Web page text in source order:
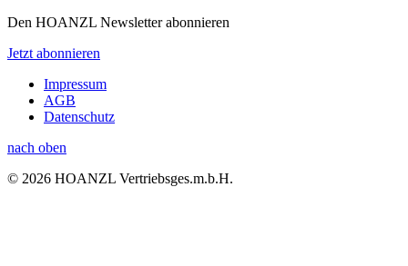
Den HOANZL Newsletter abonnieren
Jetzt abonnieren
Impressum
AGB
Datenschutz
nach oben
© 2026 HOANZL Vertriebsges.m.b.H.